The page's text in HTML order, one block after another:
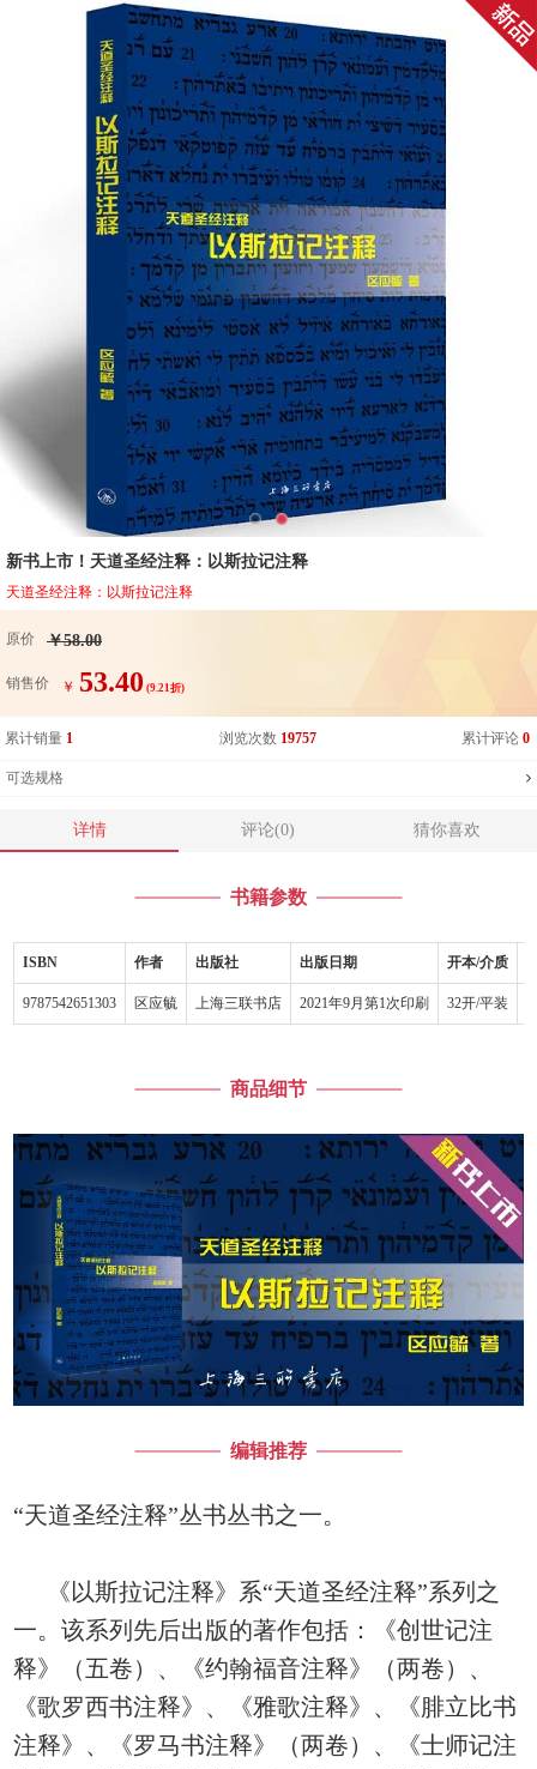
新书上市！天道圣经注释：以斯拉记注释
天道圣经注释：以斯拉记注释
原价 ￥58.00
销售价 ￥ 53.40 (9.21折)
累计销量 1 浏览次数 19757 累计评论 0
可选规格
详情 评论(0) 猜你喜欢
书籍参数
ISBN 作者 出版社 出版日期 开本/介质
9787542651303 区应毓 上海三联书店 2021年9月第1次印刷 32开/平装
商品细节
编辑推荐
“天道圣经注释”丛书丛书之一。
《以斯拉记注释》系“天道圣经注释”系列之
一。该系列先后出版的著作包括：《创世记注
释》（五卷）、《约翰福音注释》（两卷）、
《歌罗西书注释》、《雅歌注释》、《腓立比书
注释》、《罗马书注释》（两卷）、《士师记注